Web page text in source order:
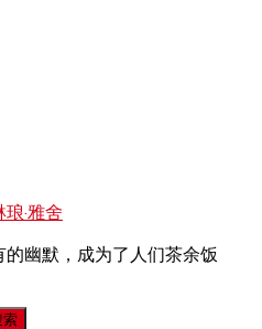
琅·雅舍
幽默，成为了人们茶余饭